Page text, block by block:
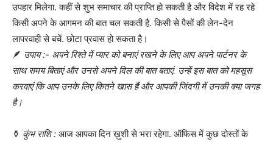
उपहार मिलेगा. कहीं से शुभ समाचार की प्राप्ति हो सकती है और विदेश में रह रहे
किसी अपने के आगमन की बात चल सकती है. किसी से पैसों की लेन-देन
लापरवाही से बचें. छोटा प्रवास हो सकता है।
🪶 उपाय :- अपने रिश्ते में प्यार को बनाएं रखने के लिए आप अपने पार्टनर के
साथ समय बिताएं और उनसे अपने दिल की बात बताएं. उन्हें इस बात को महसूस
करवाएं कि आप उनके लिए कितने खास हैं और आपकी जिंदगी में उनकी क्या जगह
है।
⚱️ कुंभ राशि : आज आपका दिन ख़ुशी से भरा रहेगा. ऑफिस में कुछ दोस्तों के